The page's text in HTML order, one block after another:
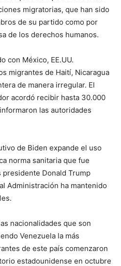
migratorias, que han sido
de su partido como por
de los derechos humanos.
con México, EE.UU.
migrantes de Haití, Nicaragua
de manera irregular. El
acordó recibir hasta 30.000
las autoridades
de Biden expande el uso
norma sanitaria que fue
Donald Trump
Administración ha mantenido
nacionalidades que son
Venezuela la más
de este país comenzaron
estadounidense en octubre